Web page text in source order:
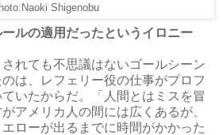
Shigenobu
ルの適用だったというイロニー
れても不思議はないゴールシーン
は、レフェリー役の仕事がプロフ
いたからだ。「人間とはミスを冒
アメリカ人の間には広くあるが、
ローが出るまでに時間がかかった